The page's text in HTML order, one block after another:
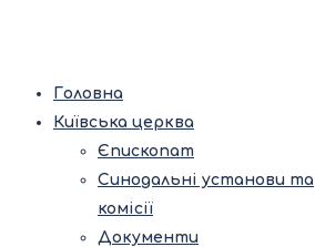
Головна
Київська церква
Єпископат
Синодальні установи та
комісії
Документи